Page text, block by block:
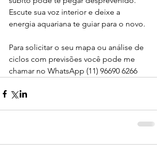
Escute sua voz interior e deixe a
energia aquariana te guiar para o novo.
Para solicitar o seu mapa ou análise de
ciclos com previsões você pode me
chamar no WhatsApp (11) 96690 6266